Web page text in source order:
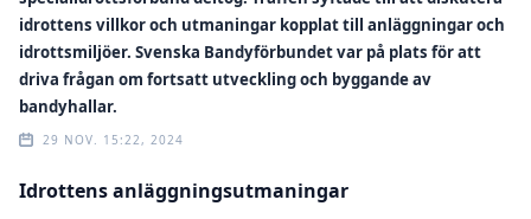
idrottens villkor och utmaningar kopplat till anläggningar och
idrottsmiljöer. Svenska Bandyförbundet var på plats för att
driva frågan om fortsatt utveckling och byggande av
bandyhallar.
29 NOV. 15:22, 2024
Idrottens anläggningsutmaningar